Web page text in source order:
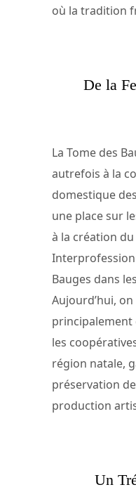
où la tradition
De la
La Tome des
autrefois à la
domestique
une place sur
à la création
Bauges dans
Aujourd’hui,
principalement
les
région natale,
préservation
production
Un